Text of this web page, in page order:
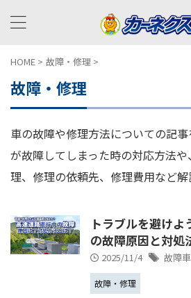
HOME > 故障・修理 >
故障・修理
車の故障や修理方法についての記
が故障してしまった時の対応方法
理、修理の依頼先、修理費用など解
トラブルを避け
の故障原因と対処
2025/11/4 故障車
故障・修理